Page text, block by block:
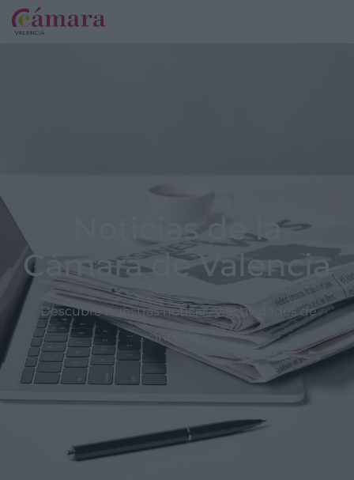
Noticias de la
Cámara de Valencia
Descubre nuestras noticias y actividades de
interés